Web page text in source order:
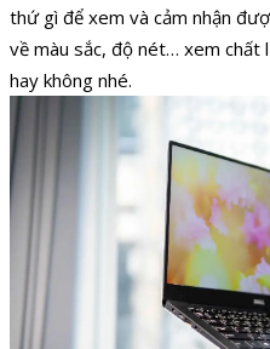
thứ gì để xem và cảm nhận
về màu sắc, độ nét… xem
hay không nhé.